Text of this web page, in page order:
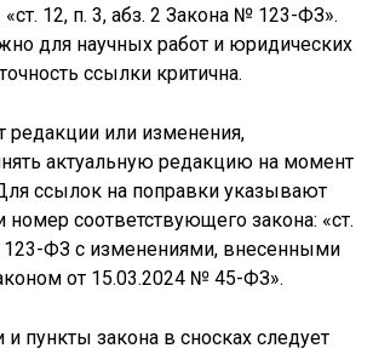
«ст. 12, п. 3, абз. 2 Закона № 123-ФЗ».
для научных работ и юридических
ссылки критична.
редакции или изменения,
актуальную редакцию на момент
ссылок на поправки указывают
номер соответствующего закона: «ст.
123-ФЗ с изменениями, внесенными
от 15.03.2024 № 45-ФЗ».
и пункты закона в сносках следует